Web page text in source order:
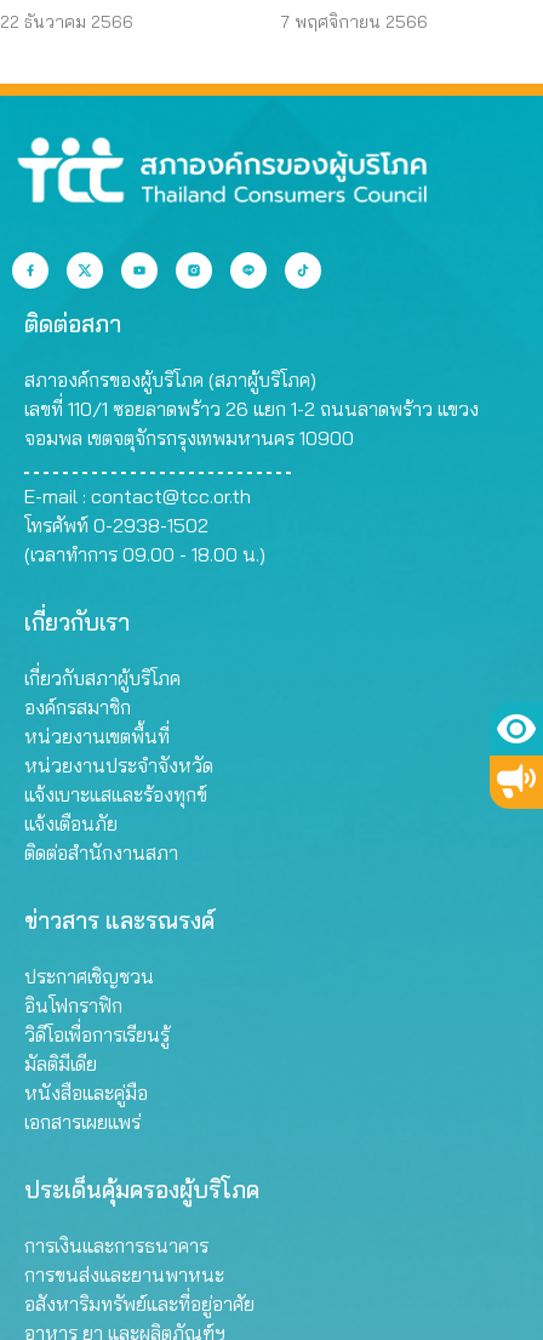
ของประเทศไทย พ.ศ.
22 ธันวาคม 2566 7 พฤศจิกายน 2566
ติดต่อสภา
สภาองค์กรของผู้บริโภค (สภาผู้บริโภค)
เลขที่ 110/1 ซอยลาดพร้าว 26 แยก 1-2 ถนนลาดพร้าว แขวง
จอมพล เขตจตุจักรกรุงเทพมหานคร 10900
E-mail : contact@tcc.or.th
โทรศัพท์ 0-2938-1502
(เวลาทำการ 09.00 - 18.00 น.)
เกี่ยวกับเรา
เกี่ยวกับสภาผู้บริโภค
องค์กรสมาชิก
หน่วยงานเขตพื้นที่
หน่วยงานประจำจังหวัด
แจ้งเบาะแสและร้องทุกข์
แจ้งเตือนภัย
ติดต่อสำนักงานสภา
ข่าวสาร และรณรงค์
ประกาศเชิญชวน
อินโฟกราฟิก
วิดีโอเพื่อการเรียนรู้
มัลติมีเดีย
หนังสือและคู่มือ
เอกสารเผยแพร่
ประเด็นคุ้มครองผู้บริโภค
การเงินและการธนาคาร
การขนส่งและยานพาหนะ
อสังหาริมทรัพย์และที่อยู่อาศัย
อาหาร ยา และผลิตภัณฑ์ฯ